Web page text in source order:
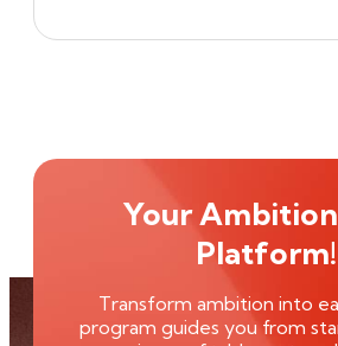
Your
Platform!
Transform ambition into
program guides you from